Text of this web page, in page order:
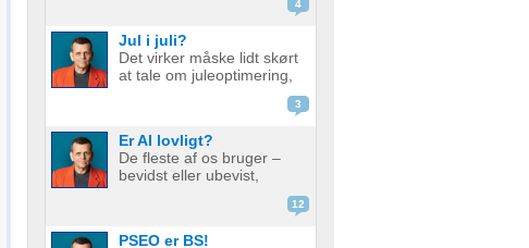
Google. Nogle mistænker
de bare ikke ranker så
godt som før. Men er det
nu så slemt? Måske er det
4
Jul i juli?
Det virker måske lidt skørt
at tale om juleoptimering,
faktisk god grund til det.
Alt for mange glemmer at
forberede deres website
3
Er AI lovligt?
De fleste af os bruger –
bevidst eller ubevist,
eller delvist bygger på AI.
stille spørgsmål ved, om
12
PSEO er BS!